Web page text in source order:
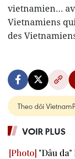
vietnamien…
Vietnamiens
des
Theo dõi
VOIR PLUS
"Dâu